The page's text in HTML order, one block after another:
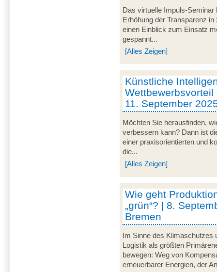
Das virtuelle Impuls-Seminar
Erhöhung der Transparenz
einen Einblick zum Einsatz
gespannt...
[Alles Zeigen]
Künstliche
11. September
Möchten Sie herausfinden,
verbessern kann? Dann ist
einer praxisorientierten und
die...
[Alles Zeigen]
Wie geht
„grün“? | 8.
Bremen
Im Sinne des Klimaschutzes
Logistik als größten
bewegen: Weg von
erneuerbarer Energien, der